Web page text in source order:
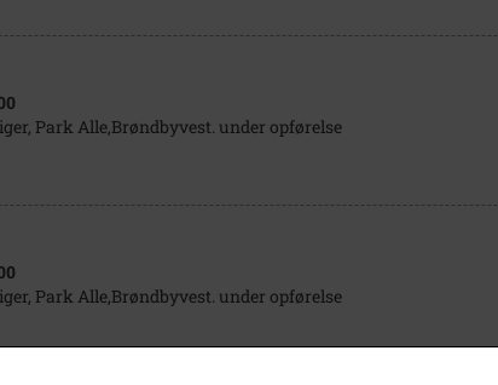
Park Alle,Brøndbyvest. under opførelse
Park Alle,Brøndbyvest. under opførelse